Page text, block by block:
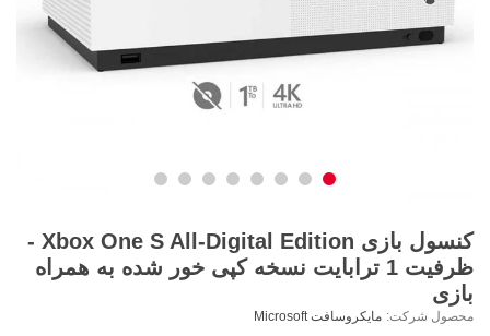
کنسول بازی Xbox One S All-Digital Edition -
ظرفیت 1 ترابایت نسخه کپی خور شده به همراه
بازی
محصول شرکت: مایکروسافت Microsoft